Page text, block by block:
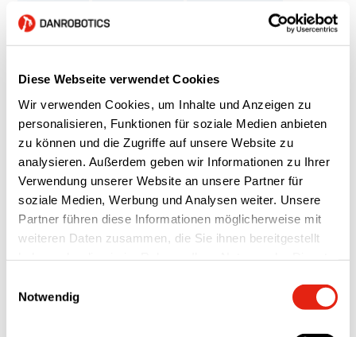
Diese Webseite verwendet Cookies
Wir verwenden Cookies, um Inhalte und Anzeigen zu
personalisieren, Funktionen für soziale Medien anbieten
zu können und die Zugriffe auf unsere Website zu
analysieren. Außerdem geben wir Informationen zu Ihrer
Verwendung unserer Website an unsere Partner für
soziale Medien, Werbung und Analysen weiter. Unsere
Partner führen diese Informationen möglicherweise mit
weiteren Daten zusammen, die Sie ihnen bereitgestellt
Notwendig
Schweißroboter
Tora A/S
Logistik
BESTSELLER
Herstellung Logistik
Plus Pack A/S